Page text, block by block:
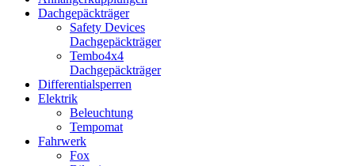
Dachgepäckträger
Safety Devices
Dachgepäckträger
Tembo4x4
Dachgepäckträger
Differentialsperren
Elektrik
Beleuchtung
Tempomat
Fahrwerk
Fox